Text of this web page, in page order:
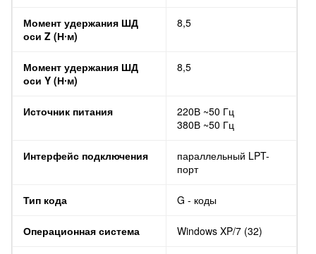
Момент удержания ШД
оси Z (Н∙м)
8,5
Момент удержания ШД
оси Y (Н∙м)
8,5
Источник питания
220В ~50 Гц
380В ~50 Гц
Интерфейс подключения
параллельный LPT-
порт
Тип кода G - коды
Операционная система Windows XP/7 (32)